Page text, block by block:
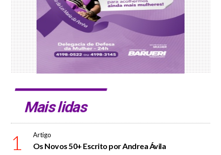
Mais lidas
1 Artigo
Os Novos 50+ Escrito por Andrea Ávila